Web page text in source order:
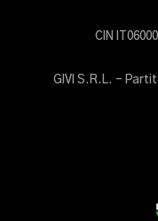
CIN
GIVI S.R.L. –